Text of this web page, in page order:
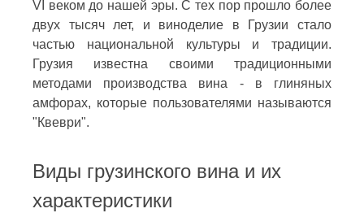
VI веком до нашей эры. С тех пор прошло более
двух тысяч лет, и виноделие в Грузии стало
частью национальной культуры и традиции.
Грузия известна своими традиционными
методами производства вина - в глиняных
амфорах, которые пользователями называются
"Квеври".
Виды грузинского вина и их
характеристики